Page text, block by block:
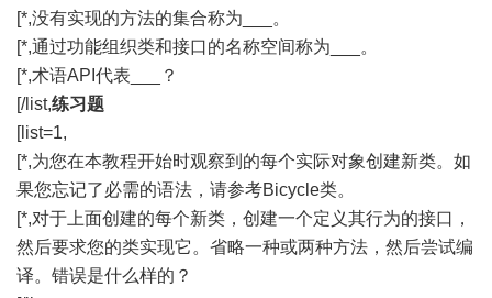
[*,没有实现的方法的集合称为___。
[*,通过功能组织类和接口的名称空间称为___。
[*,术语API代表___？
[/list,练习题
[list=1,
[*,为您在本教程开始时观察到的每个实际对象创建新类。如
果您忘记了必需的语法，请参考Bicycle类。
[*,对于上面创建的每个新类，创建一个定义其行为的接口，
然后要求您的类实现它。省略一种或两种方法，然后尝试编
译。错误是什么样的？